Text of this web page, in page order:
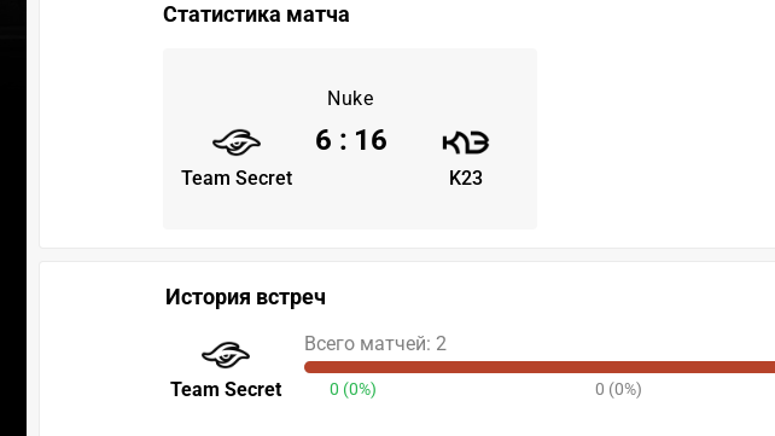
Статистика матча
Nuke
Team Secret K23
6 : 16
История встреч
Team Secret
Всего матчей: 2
0 (0%) 0 (0%)